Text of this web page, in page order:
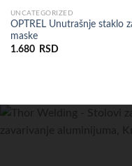
UNCATEGORIZED
OPTREL Unutrašnje staklo
maske
1.680
RSD